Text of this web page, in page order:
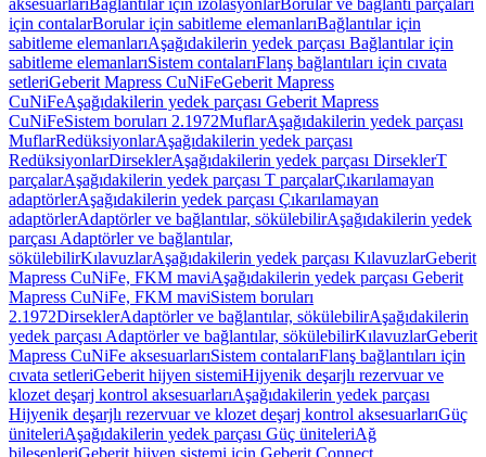
aksesuarlarıBağlantılar için izolasyonlarBorular ve bağlantı parçaları
için contalarBorular için sabitleme elemanlarıBağlantılar için
sabitleme elemanlarıAşağıdakilerin yedek parçası Bağlantılar için
sabitleme elemanlarıSistem contalarıFlanş bağlantıları için cıvata
setleriGeberit Mapress CuNiFeGeberit Mapress
CuNiFeAşağıdakilerin yedek parçası Geberit Mapress
CuNiFeSistem boruları 2.1972MuflarAşağıdakilerin yedek parçası
MuflarRedüksiyonlarAşağıdakilerin yedek parçası
RedüksiyonlarDirseklerAşağıdakilerin yedek parçası DirseklerT
parçalarAşağıdakilerin yedek parçası T parçalarÇıkarılamayan
adaptörlerAşağıdakilerin yedek parçası Çıkarılamayan
adaptörlerAdaptörler ve bağlantılar, sökülebilirAşağıdakilerin yedek
parçası Adaptörler ve bağlantılar,
sökülebilirKılavuzlarAşağıdakilerin yedek parçası KılavuzlarGeberit
Mapress CuNiFe, FKM maviAşağıdakilerin yedek parçası Geberit
Mapress CuNiFe, FKM maviSistem boruları
2.1972DirseklerAdaptörler ve bağlantılar, sökülebilirAşağıdakilerin
yedek parçası Adaptörler ve bağlantılar, sökülebilirKılavuzlarGeberit
Mapress CuNiFe aksesuarlarıSistem contalarıFlanş bağlantıları için
cıvata setleriGeberit hijyen sistemiHijyenik deşarjlı rezervuar ve
klozet deşarj kontrol aksesuarlarıAşağıdakilerin yedek parçası
Hijyenik deşarjlı rezervuar ve klozet deşarj kontrol aksesuarlarıGüç
üniteleriAşağıdakilerin yedek parçası Güç üniteleriAğ
bileşenleriGeberit hijyen sistemi için Geberit Connect